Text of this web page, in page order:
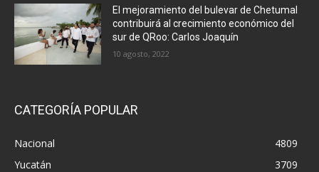
El mejoramiento del bulevar de Chetumal
contribuirá al crecimiento económico del
sur de QRoo: Carlos Joaquín
10 agosto, 2022
CATEGORÍA POPULAR
Nacional
4809
Yucatán
3709